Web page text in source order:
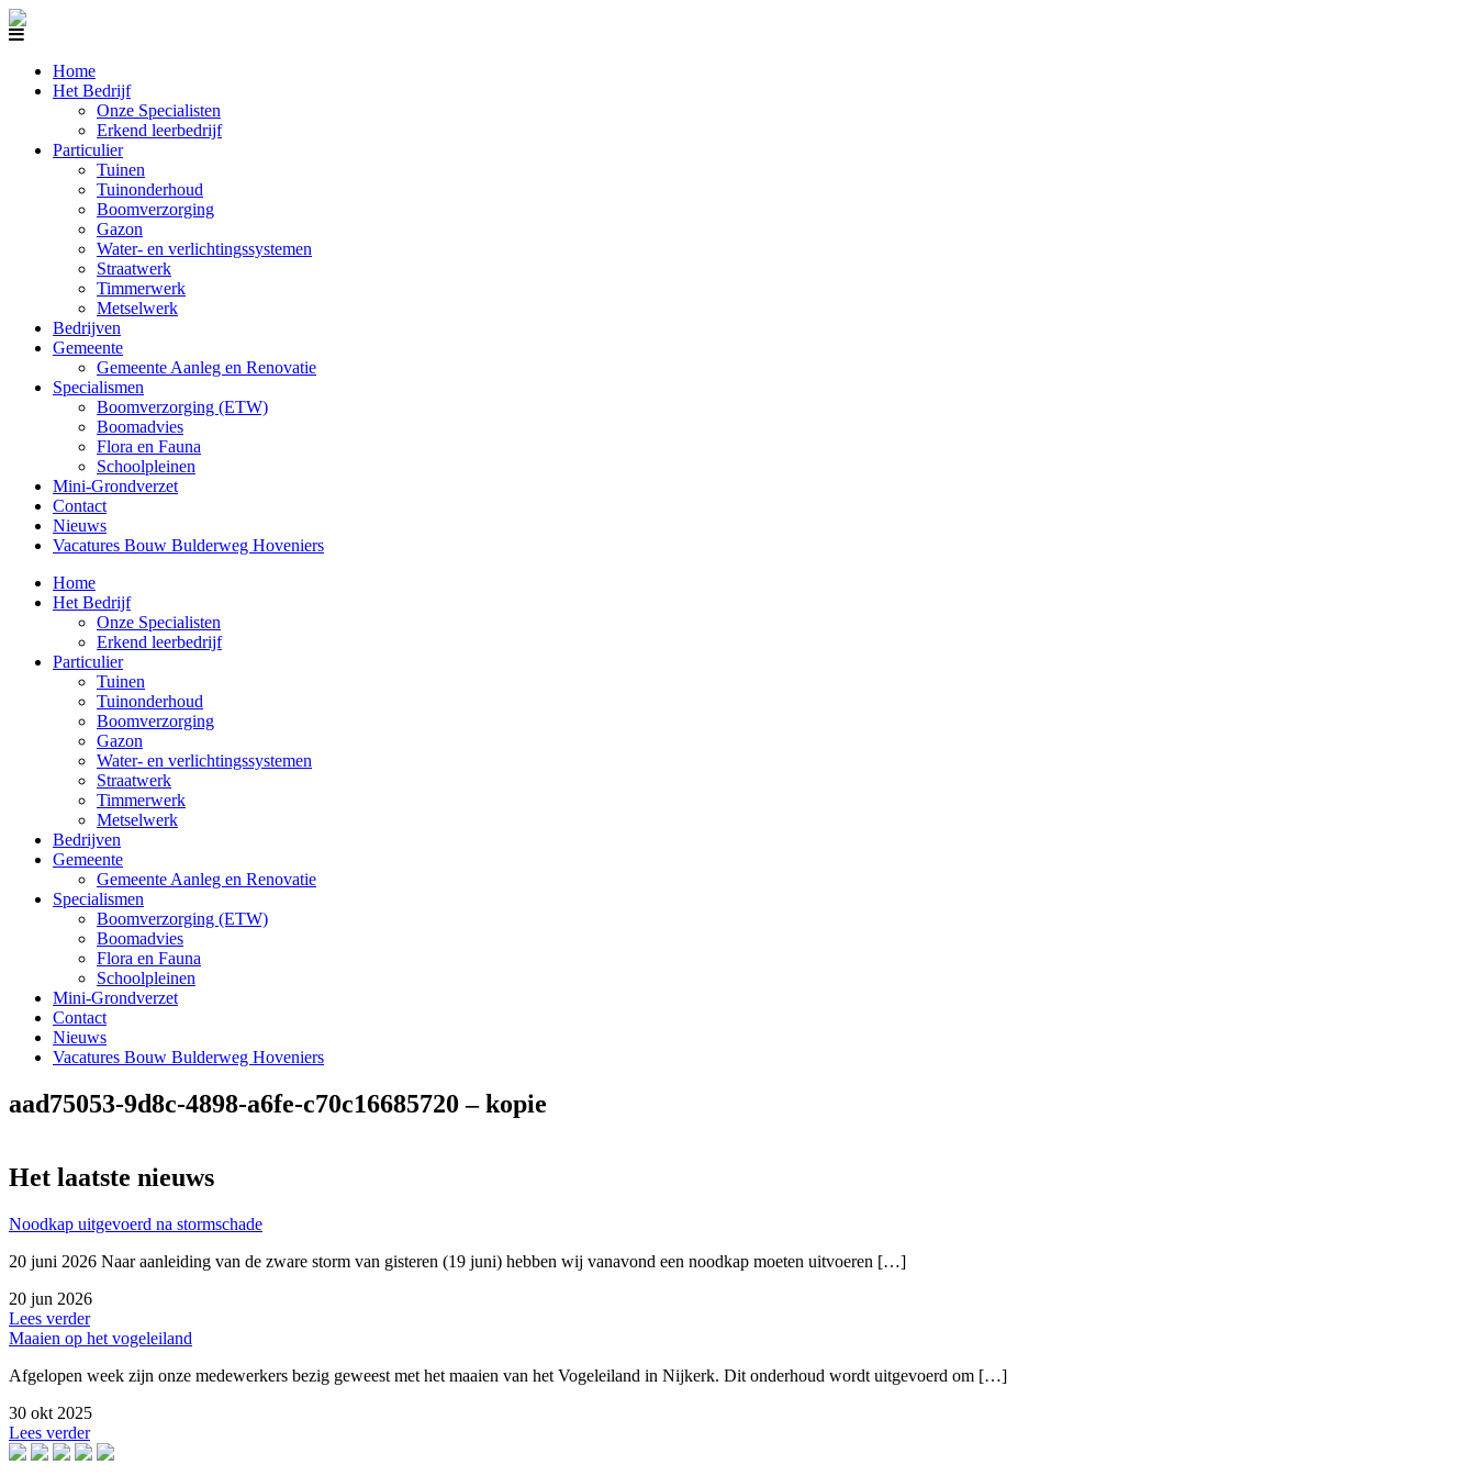
Home
Het Bedrijf
Onze Specialisten
Erkend leerbedrijf
Particulier
Tuinen
Tuinonderhoud
Boomverzorging
Gazon
Water- en verlichtingssystemen
Straatwerk
Timmerwerk
Metselwerk
Bedrijven
Gemeente
Gemeente Aanleg en Renovatie
Specialismen
Boomverzorging (ETW)
Boomadvies
Flora en Fauna
Schoolpleinen
Mini-Grondverzet
Contact
Nieuws
Vacatures Bouw Bulderweg Hoveniers
Home
Het Bedrijf
Onze Specialisten
Erkend leerbedrijf
Particulier
Tuinen
Tuinonderhoud
Boomverzorging
Gazon
Water- en verlichtingssystemen
Straatwerk
Timmerwerk
Metselwerk
Bedrijven
Gemeente
Gemeente Aanleg en Renovatie
Specialismen
Boomverzorging (ETW)
Boomadvies
Flora en Fauna
Schoolpleinen
Mini-Grondverzet
Contact
Nieuws
Vacatures Bouw Bulderweg Hoveniers
aad75053-9d8c-4898-a6fe-c70c16685720 – kopie
Het laatste nieuws
Noodkap uitgevoerd na stormschade
20 juni 2026 Naar aanleiding van de zware storm van gisteren (19 juni) hebben wij vanavond een noodkap moeten uitvoeren […]
20 jun 2026
Lees verder
Maaien op het vogeleiland
Afgelopen week zijn onze medewerkers bezig geweest met het maaien van het Vogeleiland in Nijkerk. Dit onderhoud wordt uitgevoerd om […]
30 okt 2025
Lees verder